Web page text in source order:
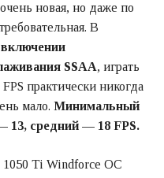
новая, но даже по
В
SSAA, играть
практически никогда
мало. Минимальный
13, средний — 18 FPS.